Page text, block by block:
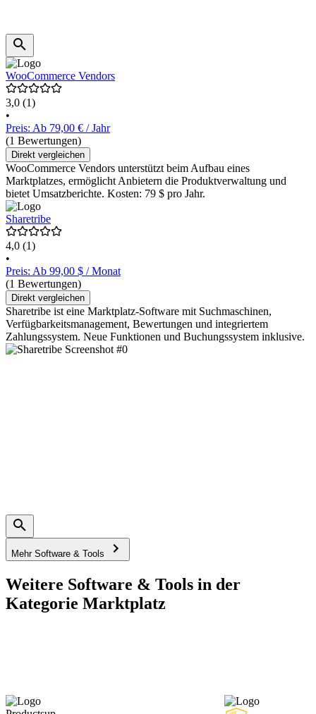
WooCommerce Vendors
3,0 (1)
•
Preis: Ab 79,00 € / Jahr
(1 Bewertungen)
Direkt vergleichen
WooCommerce Vendors unterstützt beim Aufbau eines
Marktplatzes, ermöglicht Anbietern die Produktverwaltung und
bietet Umsatzberichte. Kosten: 79 $ pro Jahr.
Sharetribe
4,0 (1)
•
Preis: Ab 99,00 $ / Monat
(1 Bewertungen)
Direkt vergleichen
Sharetribe ist eine Marktplatz-Software mit Suchmaschinen,
Verfügbarkeitsmanagement, Bewertungen und integriertem
Zahlungssystem. Neue Funktionen und Buchungssystem inklusive.
Mehr Software & Tools
Weitere Software & Tools in der
Kategorie Marktplatz